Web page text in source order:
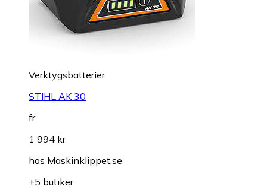
Verktygsbatterier
STIHL AK 30
fr.
1 994 kr
hos Maskinklippet.se
+5 butiker